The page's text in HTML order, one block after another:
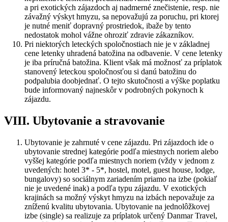
a pri exotických zájazdoch aj nadmerné znečistenie, resp. nie
závažný výskyt hmyzu, sa nepovažujú za poruchu, pri ktorej
je nutné meniť dopravný prostriedok, ibaže by tento
nedostatok mohol vážne ohroziť zdravie zákazníkov.
Pri niektorých leteckých spoločnostiach nie je v základnej
cene letenky uhradená batožina na odbavenie. V cene letenky
je iba príručná batožina. Klient však má možnosť za príplatok
stanovený leteckou spoločnosťou si danú batožinu do
podpalubia doobjednať. O tejto skutočnosti a výške poplatku
bude informovaný najneskôr v podrobných pokynoch k
zájazdu.
VIII. Ubytovanie a stravovanie
Ubytovanie je zahrnuté v cene zájazdu. Pri zájazdoch ide o
ubytovanie strednej kategórie podľa miestnych noriem alebo
vyššej kategórie podľa miestnych noriem (vždy v jednom z
uvedených: hotel 3* - 5*, hostel, motel, guest house, lodge,
bungalovy) so sociálnym zariadením priamo na izbe (pokiaľ
nie je uvedené inak) a podľa typu zájazdu. V exotických
krajinách sa možný výskyt hmyzu na izbách nepovažuje za
zníženú kvalitu ubytovania. Ubytovanie na jednolôžkovej
izbe (single) sa realizuje za príplatok určený Danmar Travel,